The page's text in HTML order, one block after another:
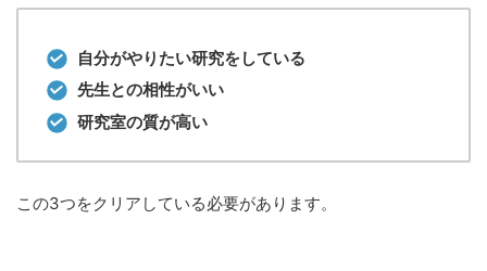
自分がやりたい研究をしている
先生との相性がいい
研究室の質が高い
この3つをクリアしている必要があります。